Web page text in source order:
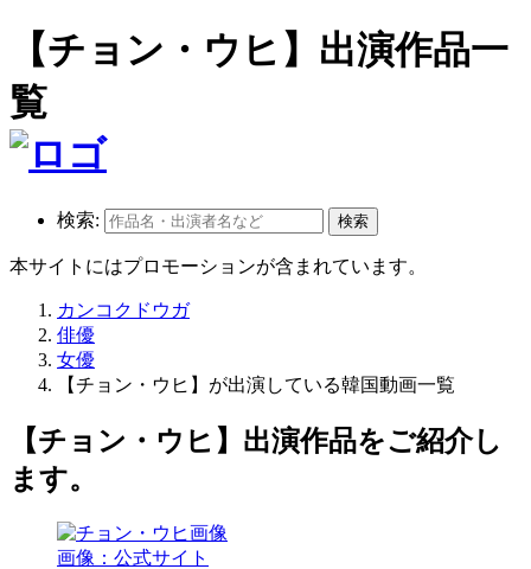
【チョン・ウヒ】出演作品一
覧
検索:
本サイトにはプロモーションが含まれています。
カンコクドウガ
俳優
女優
【チョン・ウヒ】が出演している韓国動画一覧
【チョン・ウヒ】出演作品をご紹介し
ます。
画像：公式サイト